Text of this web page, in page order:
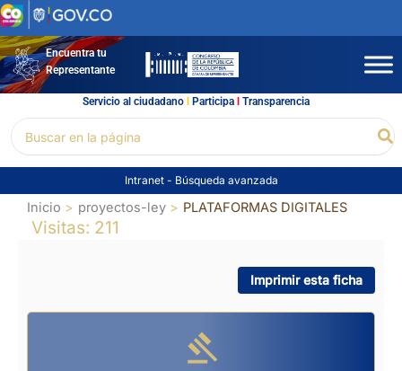
Ir
al
contenidoEncuentra tu
Representante
Servicio al ciudadano l Participal Transparencia
por:
Intranet - Búsqueda avanzada
Inicio proyectos-ley PLATAFORMAS DIGITALES
Visitas: 211
Imprimir esta ficha